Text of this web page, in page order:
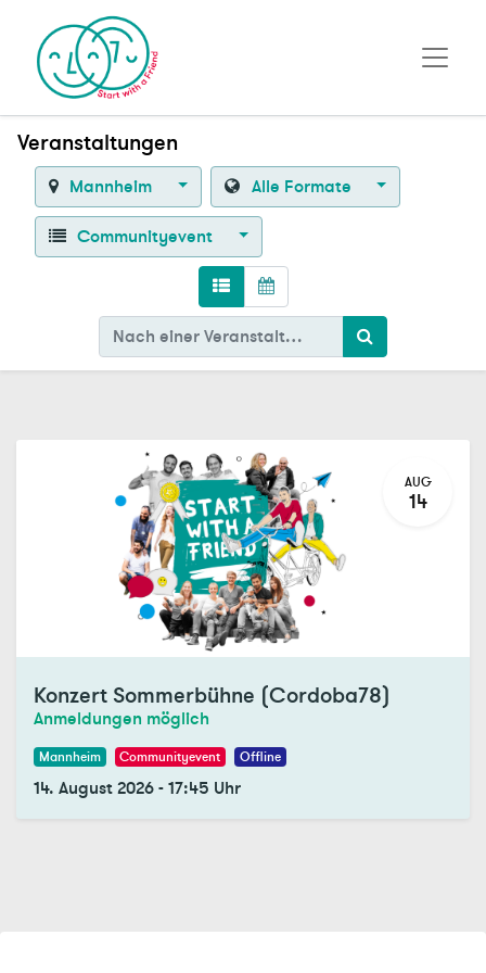
Veranstaltungen
Mannheim Alle Formate
Communityevent
AUG
14
Konzert Sommerbühne (Cordoba78)
Anmeldungen möglich
Mannheim Communityevent Offline
14. August 2026-17:45 Uhr